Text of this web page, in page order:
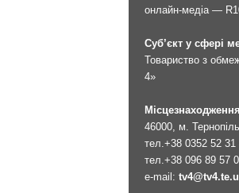
онлайн-медіа —
Суб’єкт у сфері
Товариство з
4»
46000, м.
тел.+38 0352 52 31
тел.+38 096 89 57
e-mail: